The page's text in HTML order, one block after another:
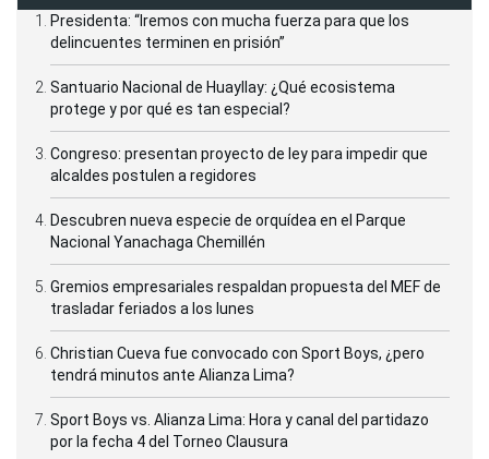
Presidenta: “Iremos con mucha fuerza para que los
delincuentes terminen en prisión”
Santuario Nacional de Huayllay: ¿Qué ecosistema
protege y por qué es tan especial?
Congreso: presentan proyecto de ley para impedir que
alcaldes postulen a regidores
Descubren nueva especie de orquídea en el Parque
Nacional Yanachaga Chemillén
Gremios empresariales respaldan propuesta del MEF de
trasladar feriados a los lunes
Christian Cueva fue convocado con Sport Boys, ¿pero
tendrá minutos ante Alianza Lima?
Sport Boys vs. Alianza Lima: Hora y canal del partidazo
por la fecha 4 del Torneo Clausura